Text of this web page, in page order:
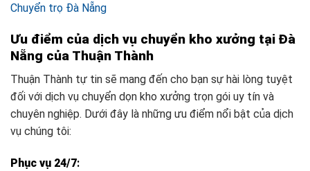
Chuyển trọ Đà Nẵng
Ưu điểm của dịch vụ chuyển kho xưởng tại Đà
Nẵng của Thuận Thành
Thuận Thành tự tin sẽ mang đến cho bạn sự hài lòng tuyệt
đối với dịch vụ chuyển dọn kho xưởng trọn gói uy tín và
chuyên nghiệp. Dưới đây là những ưu điểm nổi bật của dịch
vụ chúng tôi:
Phục vụ 24/7: